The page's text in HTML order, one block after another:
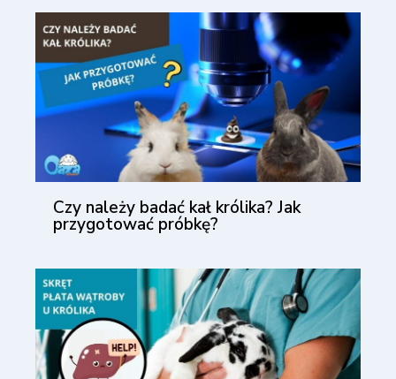
Czy należy badać kał królika? Jak
przygotować próbkę?